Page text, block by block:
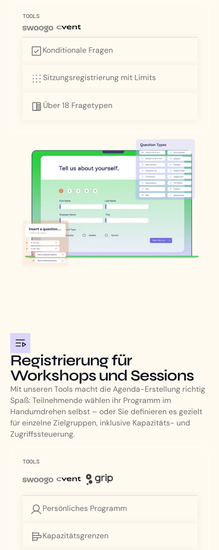
TOOLS
Konditionale Fragen
Sitzungsregistrierung mit Limits
Über 18 Fragetypen
Registrierung für
Workshops und Sessions
Mit unseren Tools macht die Agenda-Erstellung richtig
Spaß: Teilnehmende wählen ihr Programm im
Handumdrehen selbst – oder Sie definieren es gezielt
für einzelne Zielgruppen, inklusive Kapazitäts- und
Zugriffssteuerung.
TOOLS
Persönliches Programm
Kapazitätsgrenzen